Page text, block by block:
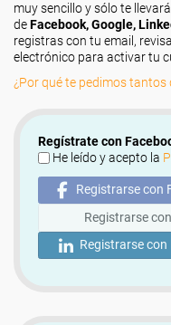
muy sencillo y sólo te
deFacebook, Google,
registras con tu email,
electrónico para activar tu
¿Por qué te pedimos
Regístrate con
He leído y acepto la
Registrarse con
Registrarse
Registrarse con